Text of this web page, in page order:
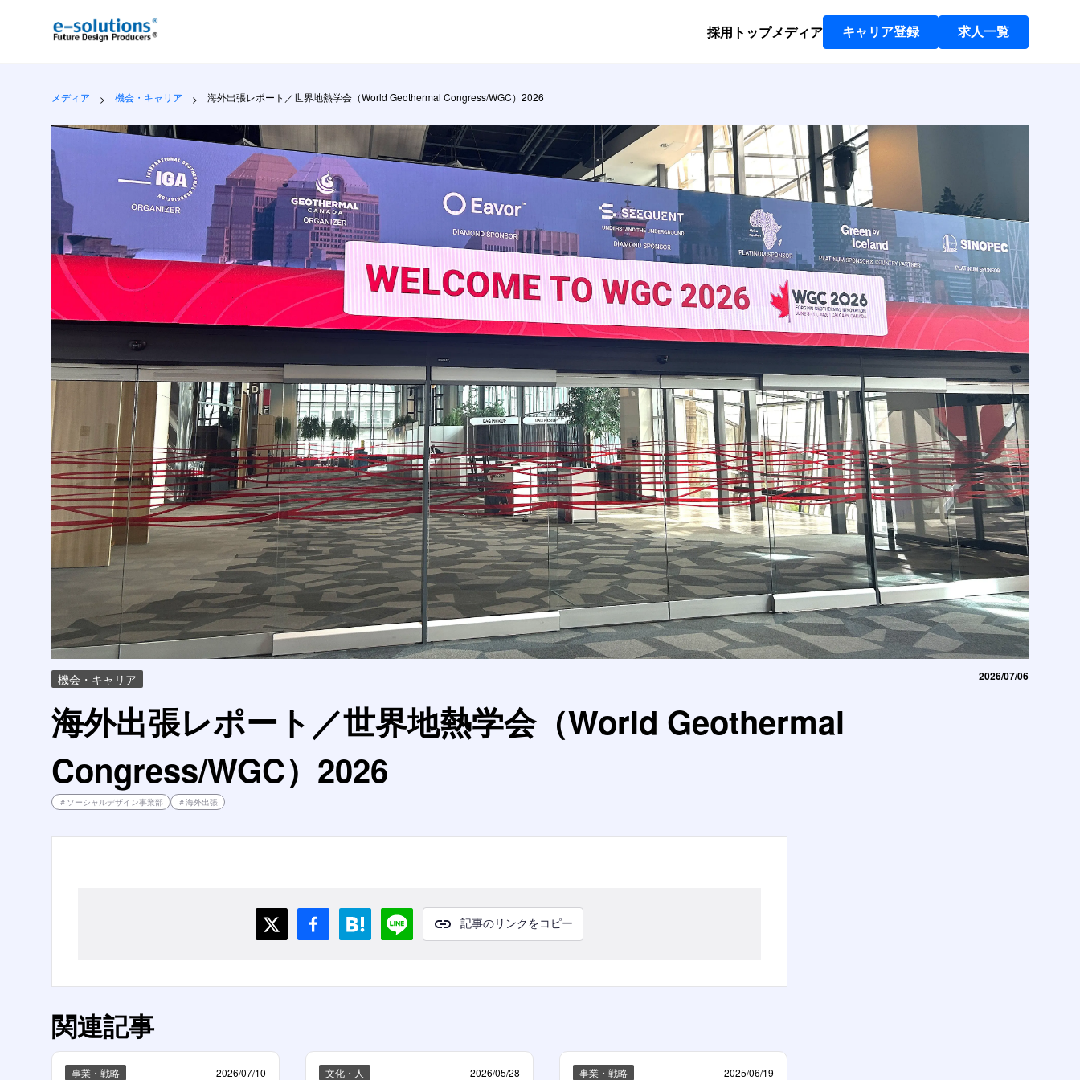
採用トップメディア キャリア登録 求人一覧
メディア 機会・キャリア 海外出張レポート／世界地熱学会（World Geothermal Congress/WGC）2026
機会・キャリア 2026/07/06
海外出張レポート／世界地熱学会（World Geothermal
Congress/WGC）2026
＃ ソーシャルデザイン事業部 ＃海外出張
記事のリンクをコピー
関連記事
事業・戦略 2026/07/10 文化・人 2026/05/28 事業・戦略 2025/06/19